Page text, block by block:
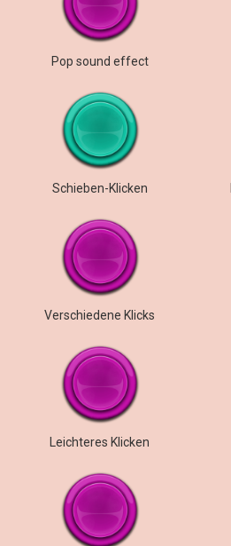
Pop sound effect
Schieben-Klicken
Verschiedene Klicks
Leichteres Klicken